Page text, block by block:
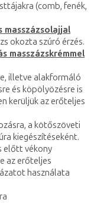
(comb, fenék,
masszázsolajjal
okozta szúró érzés.
masszázskrémmel
illetve alakformáló
és köpölyözésre is
kerüljük az erőteljes
a kötőszöveti
kiegészítéseként.
előtt vékony
az erőteljes
használata